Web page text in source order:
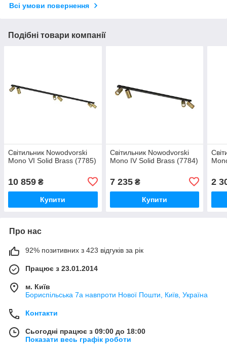
Всі умови повернення
Подібні товари компанії
Світильник Nowodvorski
Mono VI Solid Brass (7785)
10 859 ₴
Купити
Світильник Nowodvorski
Mono IV Solid Brass (7784)
7 235₴
Купити
2
Про нас
92% позитивних з 423 відгуків за рік
Працює з 23.01.2014
м. Київ
Бориспільська 7а навпроти Нової Пошти, Київ, Україна
Контакти
Сьогодні працює з 09:00 до 18:00
Показати весь графік роботи